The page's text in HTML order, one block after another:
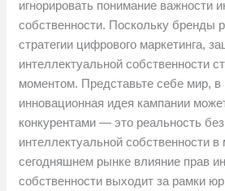
игнорировать понимание важности
собственности. Поскольку бренды
стратегии цифрового маркетинга,
интеллектуальной собственности
моментом. Представьте себе мир,
инновационная идея кампании
конкурентами — это реальность
интеллектуальной собственности в
сегодняшнем рынке влияние прав
собственности выходит за рамки